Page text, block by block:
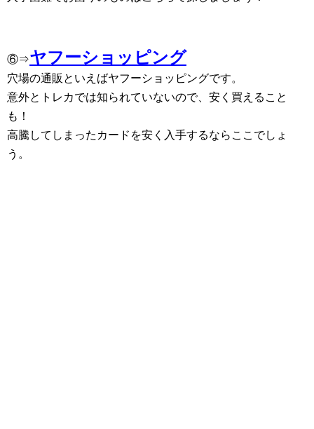
⑥⇒ヤフーショッピング
穴場の通販といえばヤフーショッピングです。
意外とトレカでは知られていないので、安く買えること
も！
高騰してしまったカードを安く入手するならここでしょ
う。